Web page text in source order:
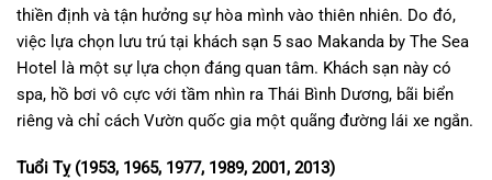
thiền định và tận hưởng sự hòa mình vào thiên nhiên. Do đó,
việc lựa chọn lưu trú tại khách sạn 5 sao Makanda by The Sea
Hotel là một sự lựa chọn đáng quan tâm. Khách sạn này có
spa, hồ bơi vô cực với tầm nhìn ra Thái Bình Dương, bãi biển
riêng và chỉ cách Vườn quốc gia một quãng đường lái xe ngắn.
Tuổi Tỵ (1953, 1965, 1977, 1989, 2001, 2013)